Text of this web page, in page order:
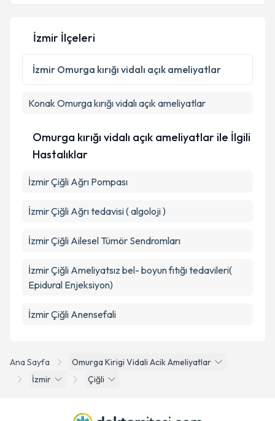
Ana Sayfa
Omurga Kirigi Vidali Acik Ameliyatlar
İzmir
Çiğli
İzmir İlçeleri
İzmir Omurga kırığı vidalı açık ameliyatlar
Konak Omurga kırığı vidalı açık ameliyatlar
Omurga kırığı vidalı açık ameliyatlar ile İlgili
Hastalıklar
İzmir Çiğli Ağrı Pompası
İzmir Çiğli Ağrı tedavisi ( algoloji )
İzmir Çiğli Ailesel Tümör Sendromları
İzmir Çiğli Ameliyatsız bel- boyun fıtığı tedavileri(
Epidural Enjeksiyon)
İzmir Çiğli Anensefali